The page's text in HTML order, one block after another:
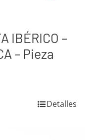
IBÉRICO –
– Pieza
Detalles